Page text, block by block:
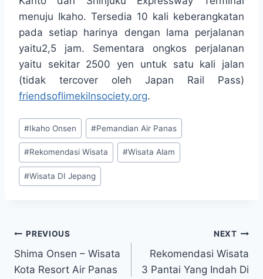
menuju Ikaho. Tersedia 10 kali keberangkatan
pada setiap harinya dengan lama perjalanan
yaitu2,5 jam. Sementara ongkos perjalanan
yaitu sekitar 2500 yen untuk satu kali jalan
(tidak tercover oleh Japan Rail Pass)
friendsoflimekilnsociety.org.
Post
Tags:
#Ikaho Onsen #Pemandian Air Panas
#Rekomendasi Wisata #Wisata Alam
#Wisata DI Jepang
Post
navigation
PREVIOUS
Shima Onsen – Wisata
Kota Resort Air Panas
NEXT
Rekomendasi Wisata
3 Pantai Yang Indah Di